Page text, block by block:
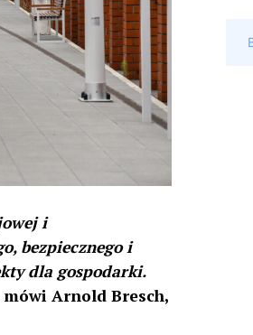
i
bezpiecznego i
dla gospodarki.
mówi Arnold Bresch,